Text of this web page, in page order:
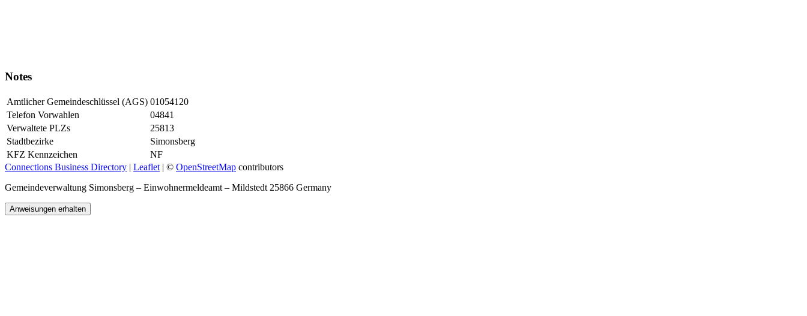
Notes
Amtlicher Gemeindeschlüssel (AGS) 01054120
Telefon Vorwahlen
04841
Verwaltete PLZs
25813
Stadtbezirke
Simonsberg
KFZ Kennzeichen
NF
Connections Business Directory | Leaflet | © OpenStreetMap contributors
Gemeindeverwaltung Simonsberg – Einwohnermeldeamt – Mildstedt 25866 Germany
Anweisungen erhalten